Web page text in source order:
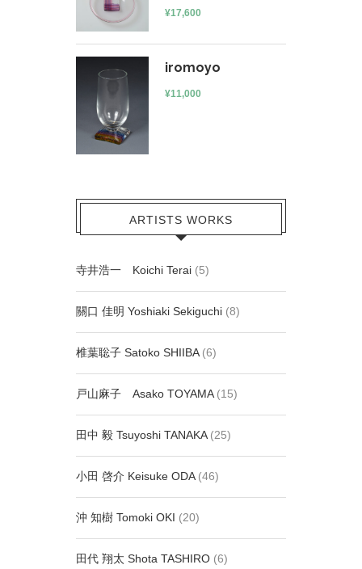
¥17,600
iromoyo
¥11,000
ARTISTS WORKS
寺井浩一 Koichi Terai (5)
關口 佳明 Yoshiaki Sekiguchi (8)
椎葉聡子 Satoko SHIIBA (6)
戸山麻子 Asako TOYAMA (15)
田中 毅 Tsuyoshi TANAKA (25)
小田 啓介 Keisuke ODA (46)
沖 知樹 Tomoki OKI (20)
田代 翔太 Shota TASHIRO (6)